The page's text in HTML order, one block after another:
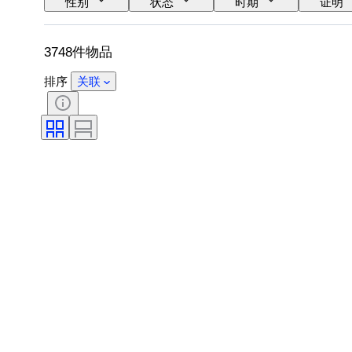
颜色
出售者 艺术家
3748件物品
排序 关联